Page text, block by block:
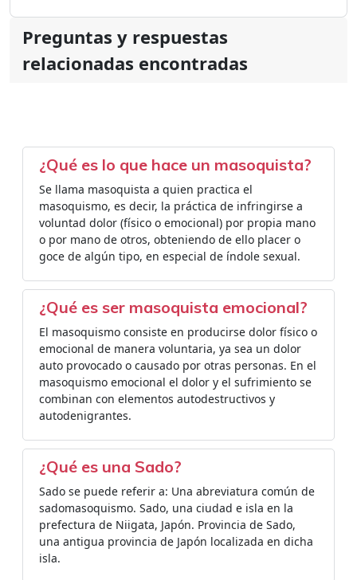
Preguntas y respuestas
relacionadas encontradas
¿Qué es lo que hace un masoquista?
Se llama masoquista a quien practica el
masoquismo, es decir, la práctica de infringirse a
voluntad dolor (físico o emocional) por propia mano
o por mano de otros, obteniendo de ello placer o
goce de algún tipo, en especial de índole sexual.
¿Qué es ser masoquista emocional?
El masoquismo consiste en producirse dolor físico o
emocional de manera voluntaria, ya sea un dolor
auto provocado o causado por otras personas. En el
masoquismo emocional el dolor y el sufrimiento se
combinan con elementos autodestructivos y
autodenigrantes.
¿Qué es una Sado?
Sado se puede referir a: Una abreviatura común de
sadomasoquismo. Sado, una ciudad e isla en la
prefectura de Niigata, Japón. Provincia de Sado,
una antigua provincia de Japón localizada en dicha
isla.